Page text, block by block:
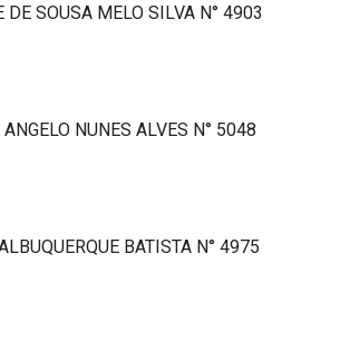
DE SOUSA MELO SILVA N° 4903
NUNES ALVES N° 5048
BATISTA N° 4975